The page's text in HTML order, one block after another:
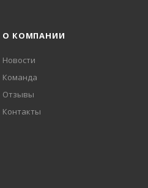
О КОМПАНИИ
Новости
Команда
Отзывы
Контакты